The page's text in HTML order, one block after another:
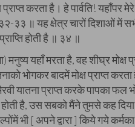
प्राप्त करता है। हे पार्वति!
३२-३३ ॥ यह क्षेत्र चारों दिशाओं
होती है ॥ ३४ ॥
मनुष्य यहाँ मरता है, वह शीघ्र
भोगकर बादमें मोक्ष प्राप्त
यातना प्राप्त करके पापका
होती है, उस सबको मैंने तुमसे कह
भी [ अपने द्वारा ] किये गये